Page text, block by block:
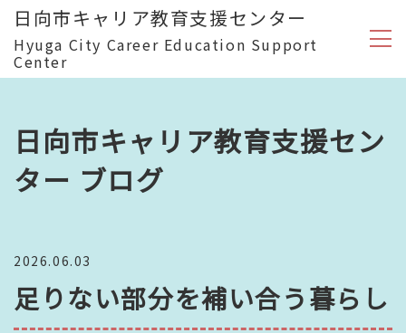
日向市キャリア教育支援センター
Hyuga City Career Education Support
Center
日向市キャリア教育支援セン
ター ブログ
2026.06.03
足りない部分を補い合う暮らし